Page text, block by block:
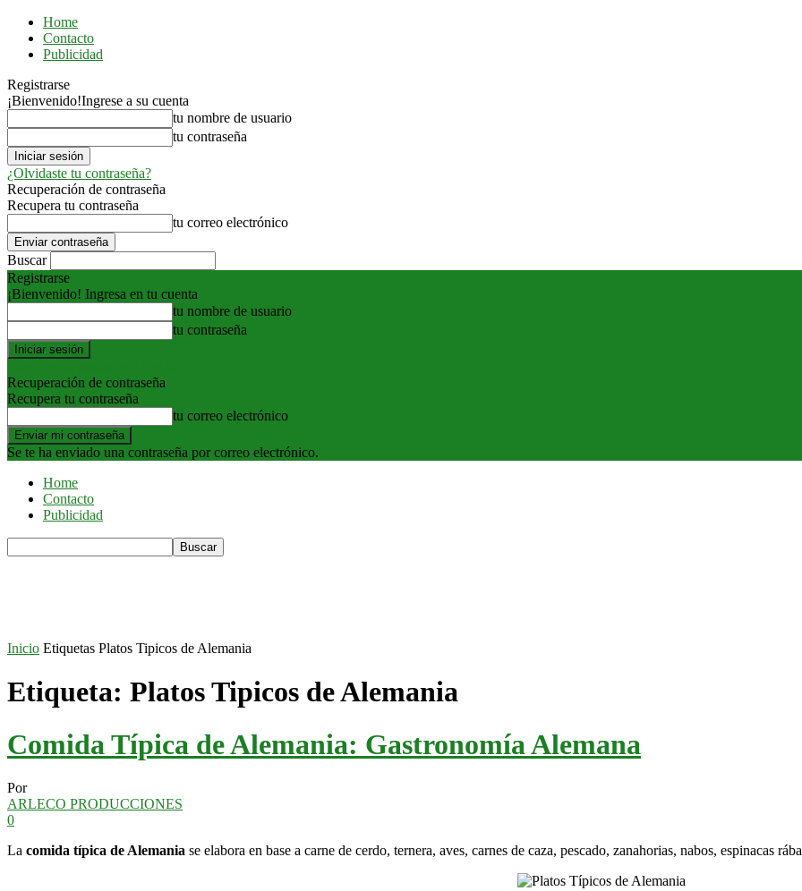
Home
Contacto
Publicidad
Registrarse
¡Bienvenido!Ingrese a su cuenta
tu nombre de usuario
tu contraseña
¿Olvidaste tu contraseña?
Recuperación de contraseña
Recupera tu contraseña
tu correo electrónico
Buscar
Registrarse
¡Bienvenido! Ingresa en tu cuenta
tu nombre de usuario
tu contraseña
Recuperación de contraseña
Recupera tu contraseña
tu correo electrónico
Se te ha enviado una contraseña por correo electrónico.
Home
Contacto
Publicidad
Inicio Etiquetas Platos Tipicos de Alemania
Etiqueta: Platos Tipicos de Alemania
Comida Típica de Alemania: Gastronomía Alemana
Por
ARLECO PRODUCCIONES
0
La comida típica de Alemania se elabora en base a carne de cerdo, ternera, aves, carnes de caza, pescado, zanahorias, nabos, espinacas